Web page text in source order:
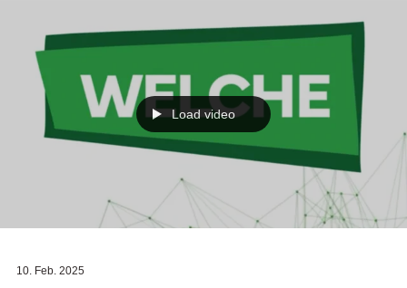
Load video
10. Feb. 2025